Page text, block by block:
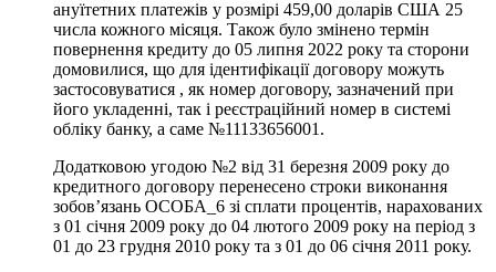
ануїтетних платежів у розмірі 459,00 доларів США 25
числа кожного місяця. Також було змінено термін
повернення кредиту до 05 липня 2022 року та сторони
домовилися, що для ідентифікації договору можуть
застосовуватися , як номер договору, зазначений при
його укладенні, так і реєстраційний номер в системі
обліку банку, а саме №11133656001.
Додатковою угодою №2 від 31 березня 2009 року до
кредитного договору перенесено строки виконання
зобов’язань ОСОБА_6 зі сплати процентів, нарахованих
з 01 січня 2009 року до 04 лютого 2009 року на період з
01 до 23 грудня 2010 року та з 01 до 06 січня 2011 року.